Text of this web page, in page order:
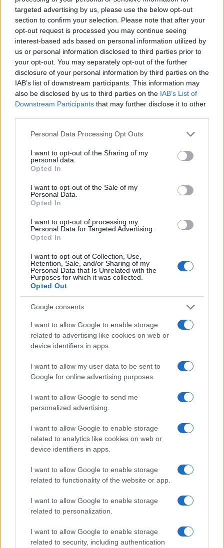
targeted advertising by us, please use the below opt-out
section to confirm your selection. Please note that after your
opt-out request is processed you may continue seeing
interest-based ads based on personal information utilized by
us or personal information disclosed to third parties prior to
your opt-out. You may separately opt-out of the further
disclosure of your personal information by third parties on the
IAB’s list of downstream participants. This information may
also be disclosed by us to third parties on the IAB’s List of
Downstream Participants that may further disclose it to other
Please note that this website/app uses one or more Google
not limited to your visit or usage behaviour. You may click to
grant or deny consent to Google and its third-party tags to
use your data for below specified purposes in below Google
consent section.
Personal Data Processing Opt Outs
I want to opt-out of the Sharing of my
personal data.
Opted In
I want to opt-out of the Sale of my
Personal Data.
Opted In
I want to opt-out of processing my
Personal Data for Targeted Advertising.
Opted In
I want to opt-out of Collection, Use,
Retention, Sale, and/or Sharing of my
Personal Data that Is Unrelated with the
Purposes for which it was collected.
Opted Out
Google consents
I want to allow Google to enable storage
related to advertising like cookies on web or
device identifiers in apps.
I want to allow my user data to be sent to
Google for online advertising purposes.
I want to allow Google to send me
personalized advertising.
I want to allow Google to enable storage
related to analytics like cookies on web or
device identifiers in apps.
I want to allow Google to enable storage
related to functionality of the website or app.
I want to allow Google to enable storage
related to personalization.
I want to allow Google to enable storage
related to security, including authentication
GalluraOggi.it
Ricevi le nostre ultime news
da Google News
Condividi l'articolo
F
a
ce
b
o
o
k
T
w
it
te
r
Pi
te
st
W
at
A
p
p
S
a
Articolo precedente
Le previsioni meteo per il weekend a Olbia e in
Gallura
Michelle Hunziker in Gallura, bella anche dal
vivo: un amico vip svela come fa
Calangianus, dopo le polemiche il centro
accoglienza minori chiude
Olbia, divieto di sosta contro spaccio e degrado:
Pausa caffè impeccabile: come scegliere la
rinascita della strada che segnò la Gallura
Raid nelle campagne di Berchidda, rischio per
la rete elettrica